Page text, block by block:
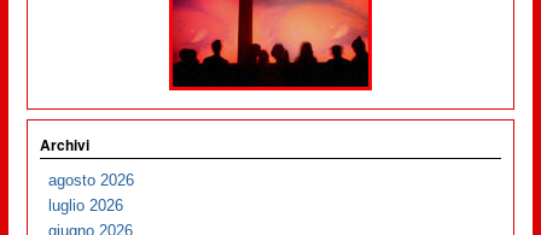
Archivi
agosto 2026
luglio 2026
giugno 2026